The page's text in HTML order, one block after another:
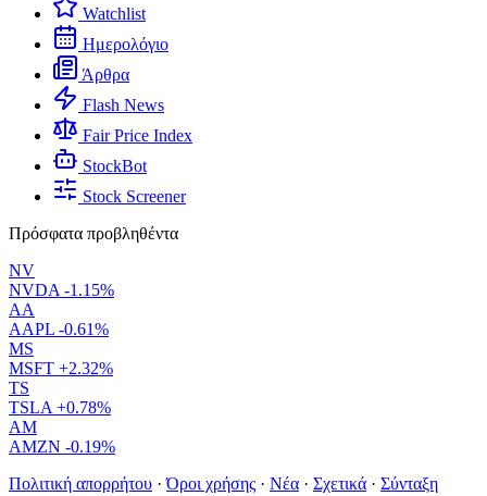
Watchlist
Ημερολόγιο
Άρθρα
Flash News
Fair Price Index
StockBot
Stock Screener
Πρόσφατα προβληθέντα
NV
NVDA -1.15%
AA
AAPL -0.61%
MS
MSFT +2.32%
TS
TSLA +0.78%
AM
AMZN -0.19%
Πολιτική απορρήτου · Όροι χρήσης · Νέα · Σχετικά · Σύνταξη